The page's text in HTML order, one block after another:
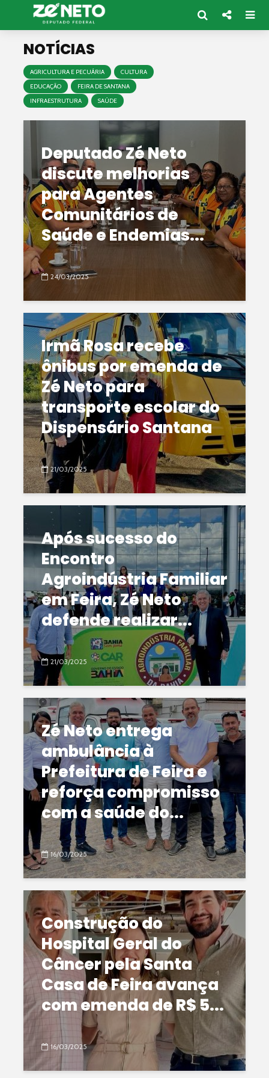
NOTÍCIAS
AGRICULTURA E PECUÁRIA
CULTURA
EDUCAÇÃO
FEIRA DE SANTANA
INFRAESTRUTURA
SAÚDE
Deputado Zé Neto
discute melhorias
para Agentes
Comunitários de
Saúde e Endemias...
24/03/2025
Irmã Rosa recebe
ônibus por emenda de
Zé Neto para
transporte escolar do
Dispensário Santana
21/03/2025
Após sucesso do
Encontro
Agroindústria Familiar
em Feira, Zé Neto
defende realizar...
21/03/2025
Zé Neto entrega
ambulância à
Prefeitura de Feira e
reforça compromisso
com a saúde do...
16/03/2025
Construção do
Hospital Geral do
Câncer pela Santa
Casa de Feira avança
com emenda de R$ 5...
16/03/2025